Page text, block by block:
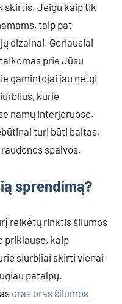
skirtis. Jeigu kaip tik
taip pat
dizainai. Geriausiai
prie Jūsų
gamintojai jau netgi
kurie
namų interjeruose.
turi būti baltas,
spalvos.
sprendimą?
reikėtų rinktis šilumos
priklauso, kaip
siurbliai skirti vienai
patalpų.
oras oras šilumos